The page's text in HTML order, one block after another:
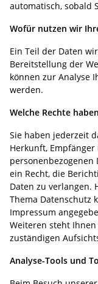
automatisch, sobald
Wofür nutzen wir
Ein Teil der Daten
Bereitstellung der
können zur Analyse
werden.
Welche Rechte
Sie haben jederzeit
Herkunft,
ein Recht, die
Daten zu verlangen.
Thema Datenschutz
Impressum
Weiteren steht
zuständigen
Analyse-Tools und